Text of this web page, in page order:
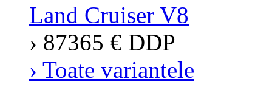
Land Cruiser V8
› 87365 € DDP
› Toate variantele